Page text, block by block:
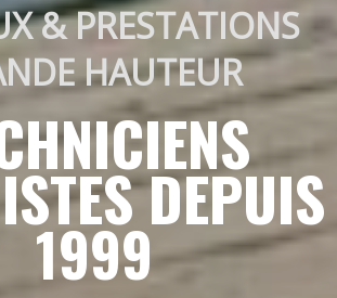
& PRESTATIONS
HAUTEUR
DEPUIS
1999